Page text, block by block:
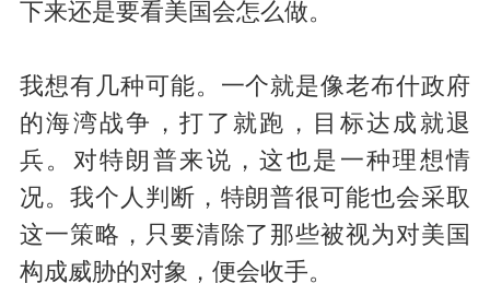
下来还是要看美国会怎么做。
我想有几种可能。一个就是像老布什政府
的海湾战争，打了就跑，目标达成就退
兵。对特朗普来说，这也是一种理想情
况。我个人判断，特朗普很可能也会采取
这一策略，只要清除了那些被视为对美国
构成威胁的对象，便会收手。